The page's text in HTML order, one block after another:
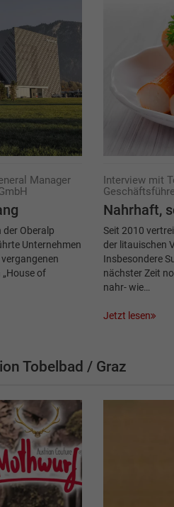
Manager
Oberalp
Unternehmen
of
Interview mit
Nahrhaft,
Seit 2010
der litauischen
Insbesondere
nächster Zeit
nahr- wie…
Jetzt lesen
Tobelbad / Graz